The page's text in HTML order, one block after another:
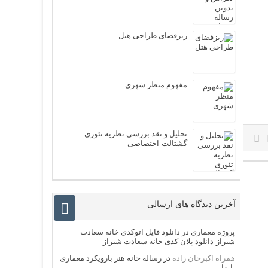
ریزفضای طراحی هتل
مفهوم منظر شهری
تحلیل و نقد بررسی نظریه تئوری
گشتالت-اختصاصی
آخرین دیدگاه های ارسالی
پروژه معماری در دانلود فایل اتوکدی خانه سعادت
شیراز-دانلود پلان کدی خانه سعادت شیراز
همراه اکبرخان زاده دررساله خانه هنر بارویکرد معماری